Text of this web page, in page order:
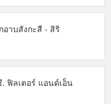
อาบสังกะสี - สิริ
ฟิลเตอร์ แอนด์เอ็น